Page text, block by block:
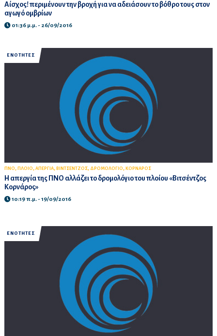
Αίσχος! περιμένουν την βροχή για να αδειάσουν το βόθρο τους στον
αγωγό ομβρίων
01:36 μ.μ. - 26/09/2016
ΕΝΟΤΗΤΕΣ
ΠΝΟ, ΠΛΟΙΟ, ΑΠΕΡΓΙΑ, ΒΙΝΤΣΕΝΤΖΟΣ, ΔΡΟΜΟΛΟΓΙΟ, ΚΟΡΝΑΡΟΣ
Η απεργία της ΠΝΟ αλλάζει το δρομολόγιο του πλοίου «Βιτσέντζος
Κορνάρος»
10:19 π.μ. - 19/09/2016
ΕΝΟΤΗΤΕΣ